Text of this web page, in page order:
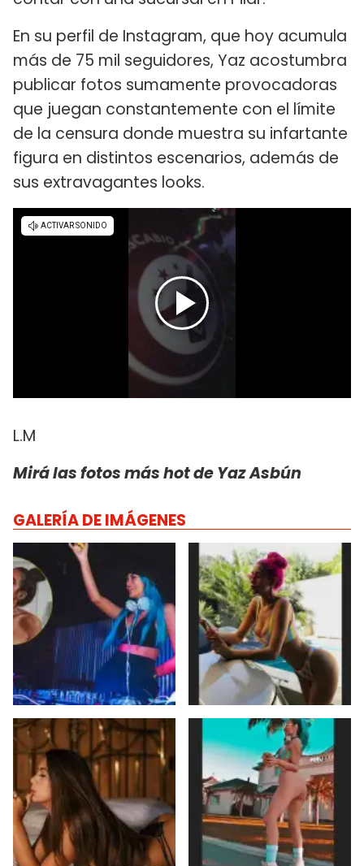
En su perfil de Instagram, que hoy acumula
más de 75 mil seguidores, Yaz acostumbra
publicar fotos sumamente provocadoras
que juegan constantemente con el límite
de la censura donde muestra su infartante
figura en distintos escenarios, además de
sus extravagantes looks.
L.M
Mirá las fotos más hot de Yaz Asbún
GALERÍA DE IMÁGENES